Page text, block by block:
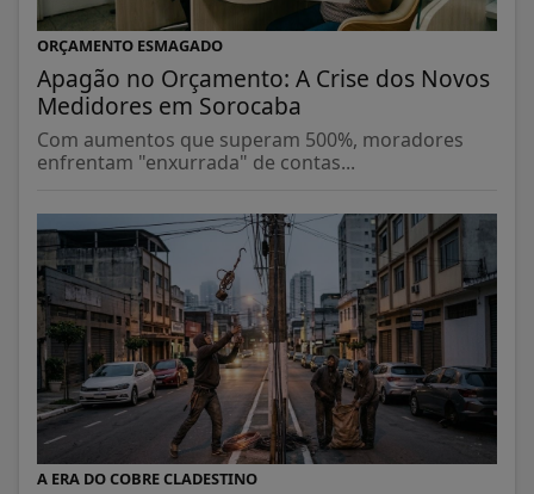
ORÇAMENTO ESMAGADO
Apagão no Orçamento: A Crise dos Novos
Medidores em Sorocaba
Com aumentos que superam 500%, moradores
enfrentam "enxurrada" de contas...
A ERA DO COBRE CLADESTINO